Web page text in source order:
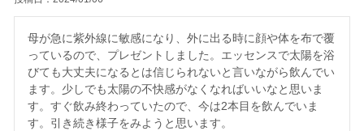
母が急に紫外線に敏感になり、外に出る時に顔や体を布で覆
っているので、プレゼントしました。エッセンスで太陽を浴
びても大丈夫になるとは信じられないと言いながら飲んでい
ます。少しでも太陽の不快感がなくなればいいなと思いま
す。すぐ飲み終わっていたので、今は2本目を飲んでいま
す。引き続き様子をみようと思います。